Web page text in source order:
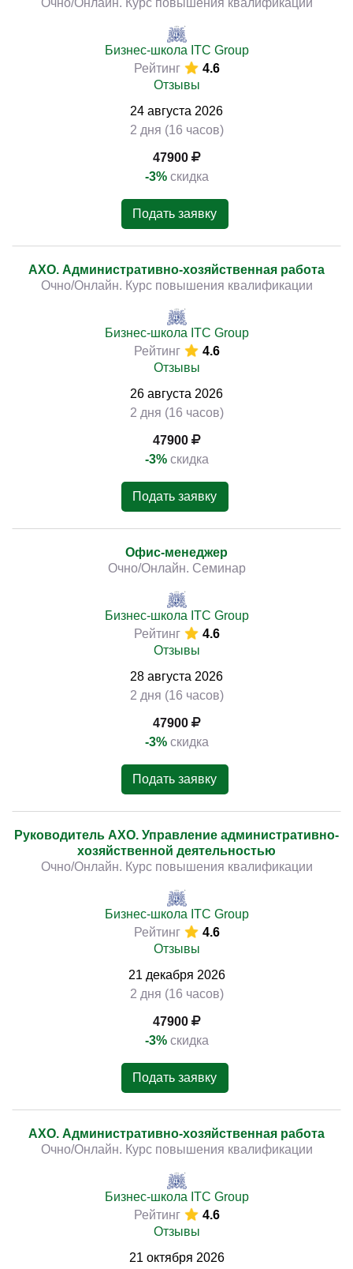
Очно/Онлайн. Курс повышения квалификации
Бизнес-школа ITC Group
Рейтинг
4.6
Отзывы
24 августа 2026
2 дня (16 часов)
47900
-3% скидка
Подать заявку
АХО. Административно-хозяйственная работа
Очно/Онлайн. Курс повышения квалификации
Бизнес-школа ITC Group
Рейтинг
4.6
Отзывы
26 августа 2026
2 дня (16 часов)
47900
-3% скидка
Подать заявку
Офис-менеджер
Очно/Онлайн. Семинар
Бизнес-школа ITC Group
Рейтинг
4.6
Отзывы
28 августа 2026
2 дня (16 часов)
47900
-3% скидка
Подать заявку
Руководитель АХО. Управление административно-
хозяйственной деятельностью
Очно/Онлайн. Курс повышения квалификации
Бизнес-школа ITC Group
Рейтинг
4.6
Отзывы
21 декабря 2026
2 дня (16 часов)
47900
-3% скидка
Подать заявку
АХО. Административно-хозяйственная работа
Очно/Онлайн. Курс повышения квалификации
Бизнес-школа ITC Group
Рейтинг
4.6
Отзывы
21 октября 2026